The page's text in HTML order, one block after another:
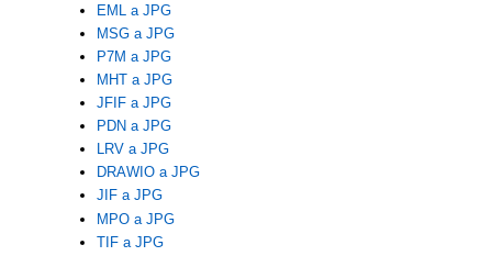
EML a JPG
MSG a JPG
P7M a JPG
MHT a JPG
JFIF a JPG
PDN a JPG
LRV a JPG
DRAWIO a JPG
JIF a JPG
MPO a JPG
TIF a JPG